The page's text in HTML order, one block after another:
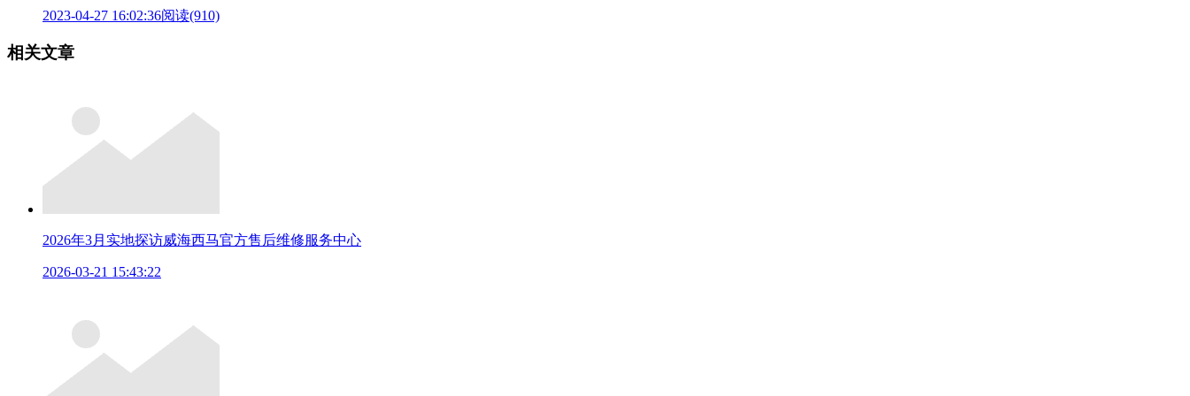
2023-04-27 16:02:36阅读(910)
相关文章
2026年3月实地探访威海西马官方售后维修服务中心
2026-03-21 15:43:22